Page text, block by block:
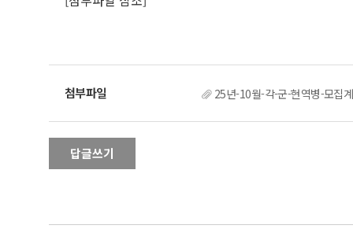
25년-10월-각-군-현역병-모집
답글쓰기